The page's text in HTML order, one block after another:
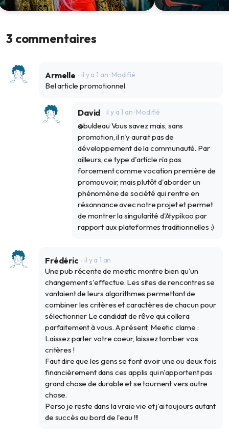
naturel reviendrait-il au galop ?
3 commentaires
Armelle il y a 1 an· Modifié
Bel article promotionnel.
David il y a 1 an · Modifié
@buldeau Vous savez mais, sans
promotion, il n'y aurait pas de
développement de la communauté. Par
ailleurs, ce type d'article n'a pas
forcement comme vocation première de
promouvoir, mais plutôt d'aborder un
phénomène de société qui rentre en
résonnance avec notre projet et permet
de montrer la singularité d'Atypikoo par
rapport aux plateformes traditionnelles :)
Frédéric il y a 1 an
Une pub récente de meetic montre bien qu'un
changement s'effectue. Les sites de rencontres se
vantaient de leurs algorithmes permettant de
combiner les critères et caractères de chacun pour
sélectionner Le candidat de rêve qui collera
parfaitement à vous. A présent, Meetic clame :
Laissez parler votre coeur, laissez tomber vos
critères !
Faut dire que les gens se font avoir une ou deux fois
financièrement dans ces applis qui n'apportent pas
grand chose de durable et se tournent vers autre
chose.
Perso je reste dans la vraie vie et j'ai toujours autant
de succès au bord de l'eau !!!